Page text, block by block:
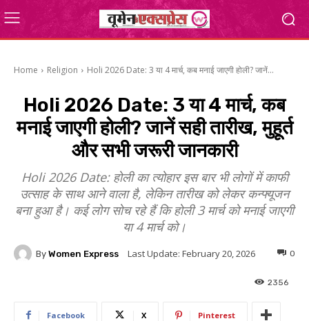
Home Religion Holi 2026 Date: 3 या 4 मार्च, कब मनाई जाएगी होली? जानें...
Holi 2026 Date: 3 या 4 मार्च, कब
मनाई जाएगी होली? जानें सही तारीख, मुहूर्त
और सभी जरूरी जानकारी
Holi 2026 Date: होली का त्योहार इस बार भी लोगों में काफी
उत्साह के साथ आने वाला है, लेकिन तारीख को लेकर कन्फ्यूजन
बना हुआ है। कई लोग सोच रहे हैं कि होली 3 मार्च को मनाई जाएगी
या 4 मार्च को।
By Women Express Last Update: February 20, 2026 0
2356
Facebook X Pinterest